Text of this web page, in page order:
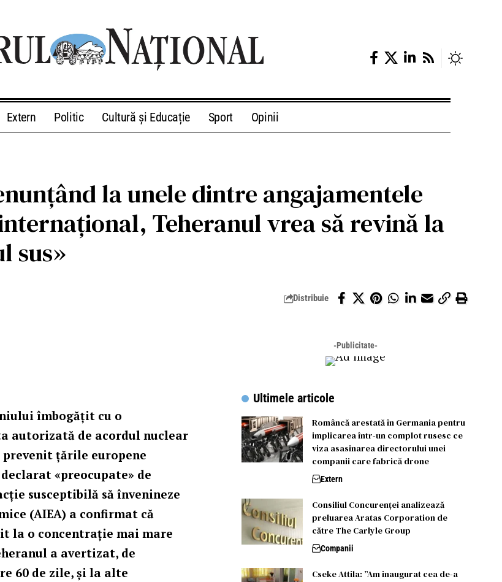
Extern Politic Cultură și Educație Sport Opinii
la unele dintre angajamentele
Teheranul vrea să revină la
sus»
Distribuie
îmbogățit cu o
autorizată de acordul nuclear
prevenit țările europene
«preocupate» de
susceptibilă săînvenineze
(AIEA) a confirmat că
la o concentrație mai mare
a avertizat, de
60 de zile, și la alte
-Publicitate-
Ultimele articole
Româncă arestată în Germania pentru
implicarea într-un complot rusesc ce
viza asasinarea directorului unei
companii care fabrică drone
Extern
Consiliul Concurenței analizează
preluarea Aratas Corporation de
către The Carlyle Group
Companii
Cseke Attila: ”Am inaugurat cea de-a